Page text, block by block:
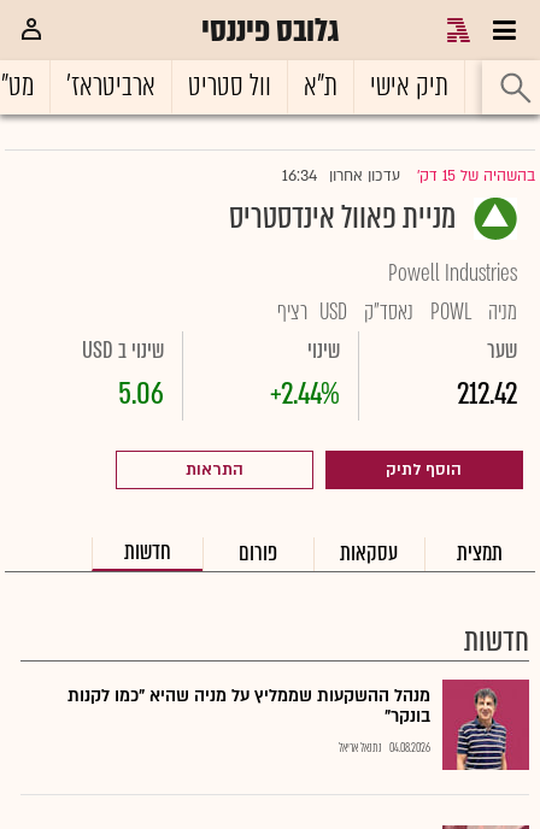
גלובס פיננסי
ראשי תיק אישי ת"א וול סטריט ארביטראז'
בהשהיה של 15 דק' |עדכון אחרון 16:34
מניית פאוול אינדסטריס
Powell Industries
מניה POWL נאסד"ק USD רציף
שער
212.42
שינוי
+2.44%
שינוי ב USD
5.06
הוסף לתיק התראות
תמצית עסקאות פורום חדשות
חדשות
מנהל ההשקעות שממליץ על מניה שהיא "כמו לקנות
בונקר"
04.08.2026 נתנאל אריאל